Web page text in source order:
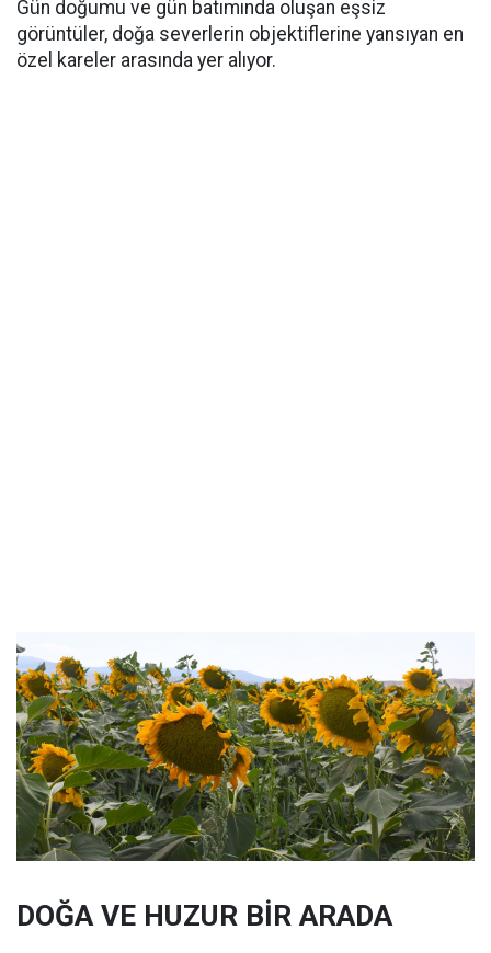
Gün doğumu ve gün batımında oluşan eşsiz
görüntüler, doğa severlerin objektiflerine yansıyan en
özel kareler arasında yer alıyor.
DOĞA VE HUZUR BİR ARADA